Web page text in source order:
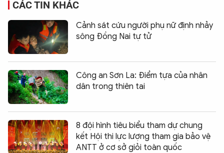
CÁC TIN KHÁC
Cảnh sát cứu người phụ nữ định nhảy
sông Đồng Nai tự tử
Công an Sơn La: Điểm tựa của nhân
dân trong thiên tai
8 đội hình tiêu biểu tham dự chung
kết Hội thi lực lượng tham gia bảo vệ
ANTT ở cơ sở giỏi toàn quốc